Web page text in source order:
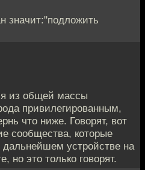
значит:"подложить
из общей массы
привилегированным,
что ниже. Говорят, вот
сообщества, которые
устройстве на
но это только говорят.